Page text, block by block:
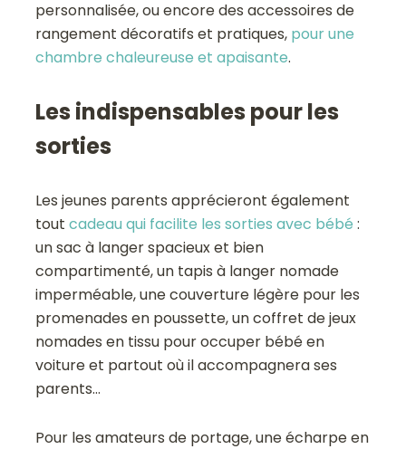
personnalisée, ou encore des accessoires de
rangement décoratifs et pratiques, pour une
chambre chaleureuse et apaisante.
Les indispensables pour les
sorties
Les jeunes parents apprécieront également
toutcadeau qui facilite les sorties avec bébé :
un sac à langer spacieux et bien
compartimenté, un tapis à langer nomade
imperméable, une couverture légère pour les
promenades en poussette, un coffret de jeux
nomades en tissu pour occuper bébé en
voiture et partout où il accompagnera ses
parents…
Pour les amateurs de portage, une écharpe en